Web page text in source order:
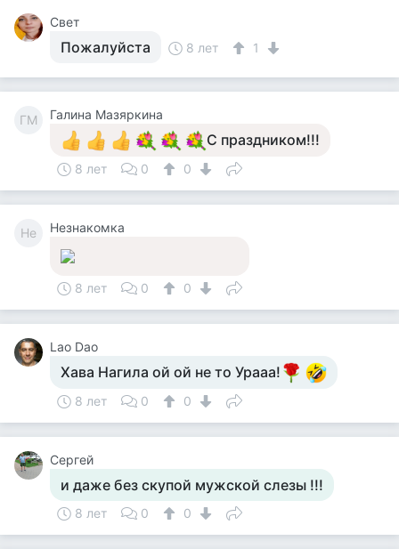
Свет
Пожалуйста 8 лет 1
ГМ Галина Мазяркина
С праздником!!!
8 лет 0 0
Не Незнакомка
8 лет 0 0
Lao Dao
Хава Нагила ой ой не то Урааа!
8 лет 0 0
Сергей
и даже без скупой мужской слезы !!!
8 лет 0 0